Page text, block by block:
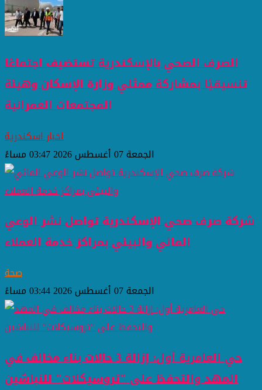
الصرف الصحي بالإسكندرية تستضيف اجتماعًا
تنسيقيًا بمشاركة ممثلي وزارة الإسكان وهيئة
المجتمعات العمرانية
اخبار اسكندرية
الجمعة 07 أغسطس 2026 03:47 مساءً
شركة صرف صحي الإسكندرية تواصل نشر الوعي
المائي والبيئي بمراكز خدمة العملاء
صحة
الجمعة 07 أغسطس 2026 03:44 مساءً
حي العامرية أول: إزالة 3 حالات بناء مخالف في
المهد والتحفظ على "تروسيكلات" للنباشين